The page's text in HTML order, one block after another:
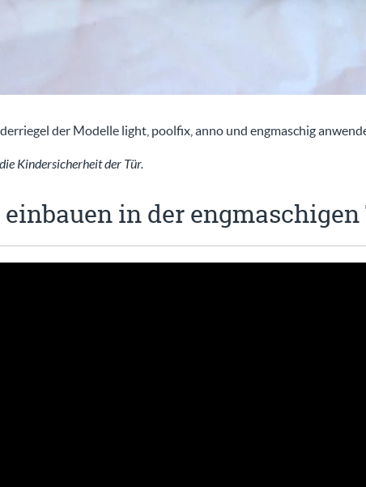
der Modelle light, poolfix, anno und engmaschig
Kindersicherheit der Tür.
in der engmaschigen